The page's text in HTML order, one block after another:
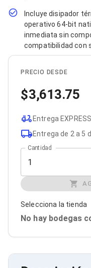
Extensores y
Adaptadores Video
Adaptadores Video
Repetidores USB
Adaptadores Audio
Adaptadores Audio
Mouse
Teclados
Teclados Numéricos
Controles de Juego
Servidores
Racks y Gabinetes
Charolas para
Cableado
Fuentes de Poder
Enfriamiento para
Sistemas
Soportes de Datos
Incluye disipador
operativo 64-bit
inmediata sin
compatibilidad con
PRECIO DESDE
3,613.75
Entrega
Entrega de 2 a 5
Cantidad
Selecciona la tienda
No hay bodegas